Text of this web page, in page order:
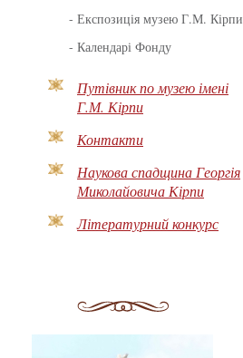
- Експозиція музею Г.М. Кірпи
- Календарі Фонду
Путівник по музею імені
Г.М. Кірпи
Контакти
Наукова спадщина Георгія
Миколайовича Кірпи
Літературний конкурс